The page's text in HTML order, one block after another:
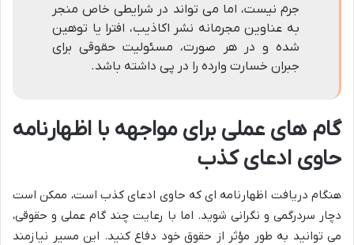
جرم نیست، اما می تواند در شرایطی خاص منجر
به عناوین مجرمانه نشر اکاذیب، افترا یا توهین
شده و در هر صورت، مسئولیت حقوقی برای
جبران خسارت وارده را در پی داشته باشد.
گام های عملی برای مواجهه با اظهارنامه
حاوی ادعای کذب
هنگام دریافت اظهارنامه ای که حاوی ادعای کذب است، ممکن است
دچار سردرگمی و نگرانی شوید. اما با رعایت چند گام عملی و حقوقی،
می توانید به طور مؤثر از حقوق خود دفاع کنید. این مسیر نیازمند